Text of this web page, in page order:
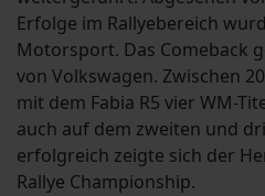
Erfolge im Rallyebereich
Motorsport. Das Comeback
von Volkswagen. Zwischen
mit dem Fabia R5 vier WM-
auch auf dem zweiten und
erfolgreich zeigte sich der
Rallye Championship.